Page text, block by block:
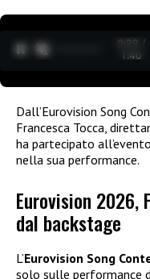
0:30 /
1:40
Dall’Eurovision Song
Francesca Tocca,
ha partecipato
nella sua performance.
Eurovision 2026,
dal backstage
L’Eurovision Song
solo sulle performance